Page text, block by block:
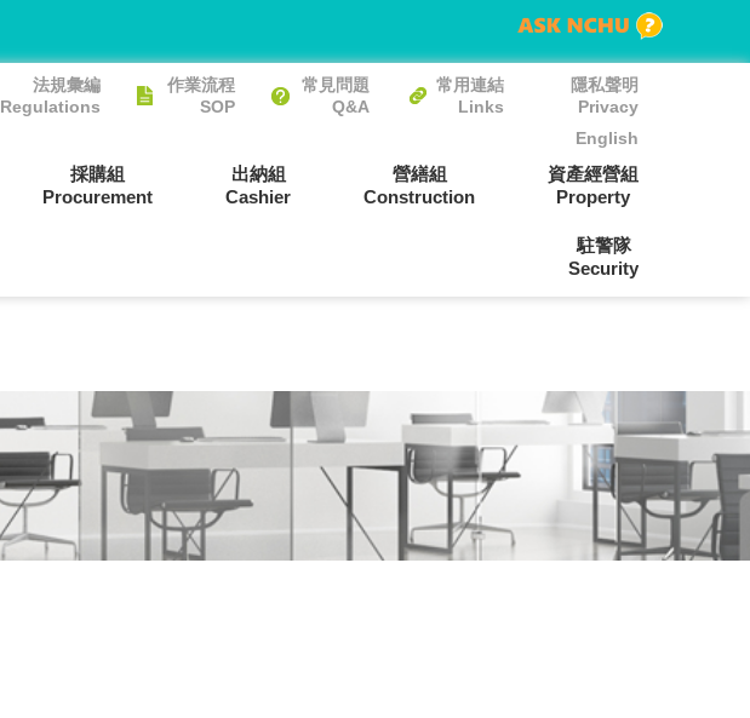
法規彙編
Regulations
作業流程
SOP
常見問題
Q&A
常用連結
Links
隱私聲明
Privacy
English
採購組
Procurement
出納組
Cashier
營繕組
Construction
資產經營組
Property
駐警隊
Security